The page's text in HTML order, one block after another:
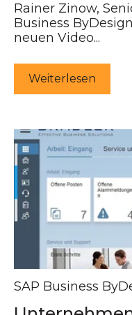
Rainer Zinow,
Business
neuen Video...
Weiterlesen
SAP Business